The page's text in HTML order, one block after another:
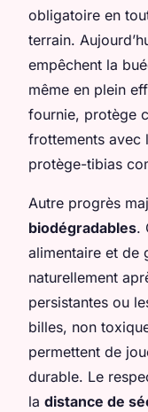
obligatoire en
terrain.
empêchent la
même en plein
fournie, protège
frottements avec
protège-tibias
Autre progrès
biodégradables.
alimentaire et de
naturellement
persistantes ou
billes, non
permettent de
durable. Le
la distance de